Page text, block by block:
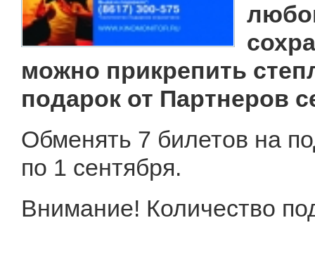
можно прикрепить
подарок от Партнеров
Обменять 7 билетов на
по 1 сентября.
Внимание! Количество